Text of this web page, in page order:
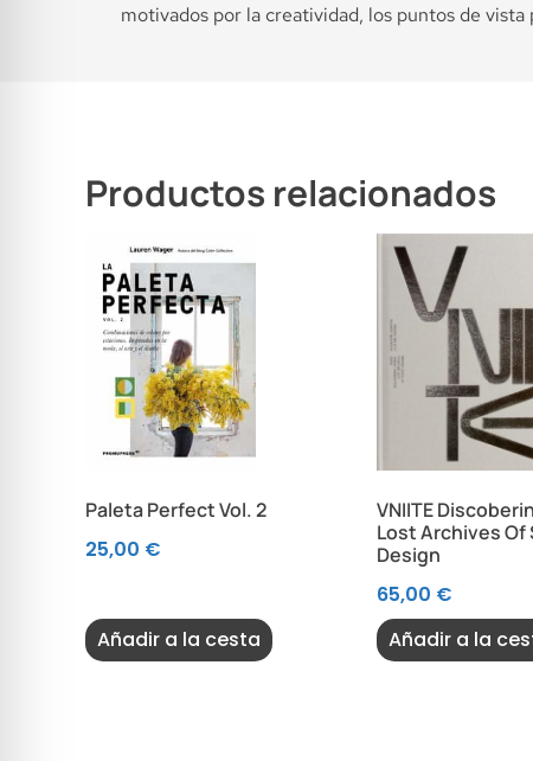
motivados por la creatividad, los puntos de
Productos relacionados
Paleta Perfect Vol. 2
25,00 €
Añadir a la cesta
VNIITE
Lost Archives Of
Design
65,00 €
Añadir a la